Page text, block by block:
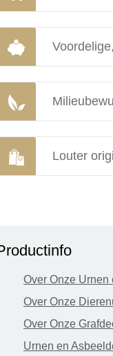
Louter
Over Onze Urnen
Over Onze
Over Onze
Urnen en